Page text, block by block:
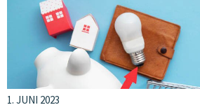
1. JUNI 2023